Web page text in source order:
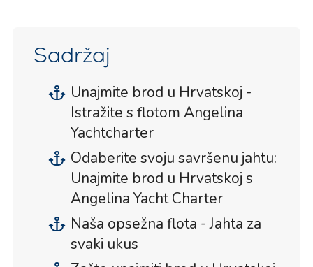
Sadržaj
Unajmite brod u Hrvatskoj -
Istražite s flotom Angelina
Yachtcharter
Odaberite svoju savršenu jahtu:
Unajmite brod u Hrvatskoj s
Angelina Yacht Charter
Naša opsežna flota - Jahta za
svaki ukus